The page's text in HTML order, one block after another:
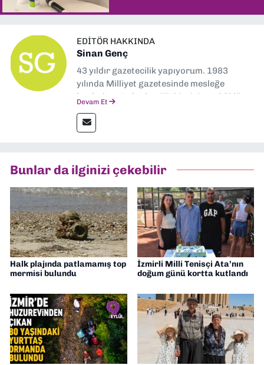
EDITÖR HAKKINDA
Sinan Genç
43 yıldır gazetecilik yapıyorum. 1983
yılında Milliyet gazetesinde mesleğe
başladım. Ardından Türkiye’nin en köklü
muhabir, editör, müdür yardımcısı ve spor
müdürü olarak görev yaptım. Ayrıca Yeni
Gazetesi'nde editörlük yapıyorum
Devam Et
Bunlar da ilginizi çekebilir
Halk plajında patlamamış top
mermisi bulundu
İzmirli Milli Tenisçi Ata’nın
doğum günü kortta kutlandı